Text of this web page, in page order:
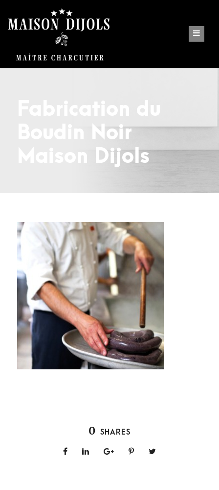
Fabrication du
Boudin Noir
Maison Dijols
0 SHARES